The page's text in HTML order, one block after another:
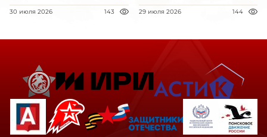
30 июля 2026 143 29 июля 2026 144